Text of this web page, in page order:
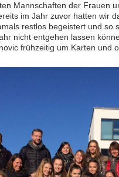
Mannschaften der Frauen
im Jahr zuvor hatten wir
restlos begeistert und so
nicht entgehen lassen
frühzeitig um Karten und